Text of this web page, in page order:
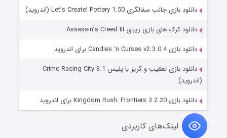
دانلود بازی جالب سفالگری Let’s Create! Pottery 1.50 (اندروید)
دانلود کرک های بازی زیبای Assassin’s Creed III
دانلود بازی Candies ‘n Curses v2.3.0.4 برای اندروید
دانلود بازی تعقیب و گریز با پلیس Crime Racing City 3.1
(اندروید)
دانلود بازی Kingdom Rush: Frontiers 3.2.20 برای اندروید
لینک‌های کاربردی